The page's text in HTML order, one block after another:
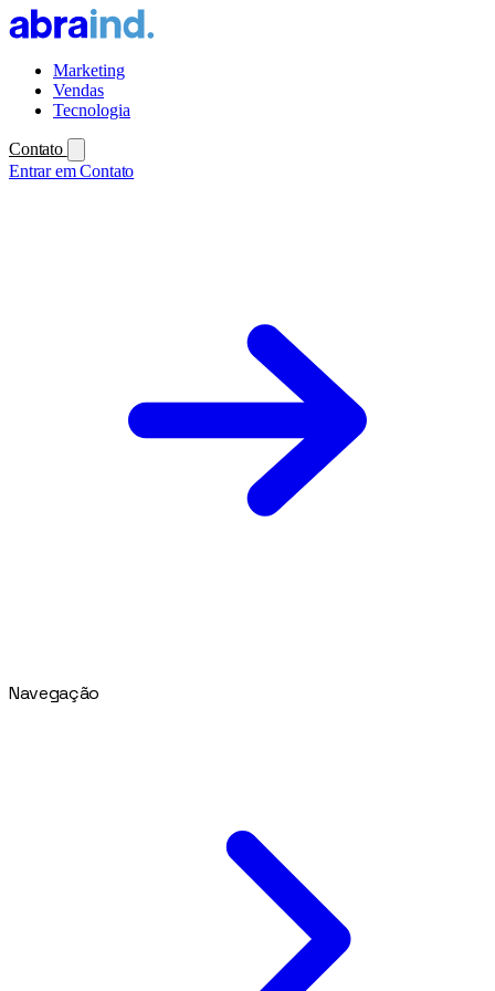
Marketing
Vendas
Tecnologia
Contato
Entrar em Contato
Navegação